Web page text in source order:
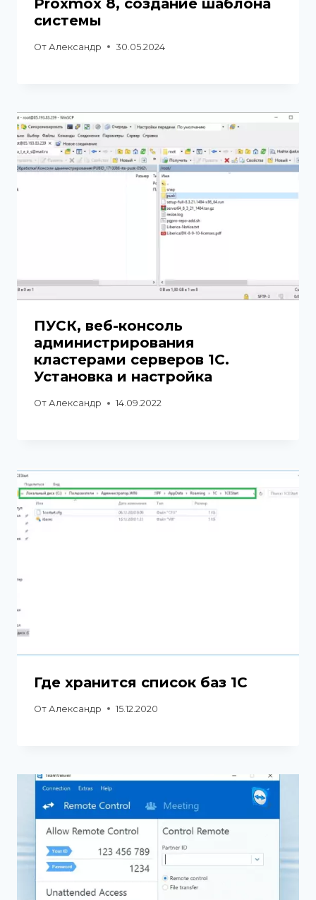
Proxmox 8, создание шаблона
системы
От Александр 30.05.2024
ПУСК, веб-консоль
администрирования
кластерами серверов 1С.
Установка и настройка
От Александр 14.09.2022
Где хранится список баз 1С
От Александр 15.12.2020